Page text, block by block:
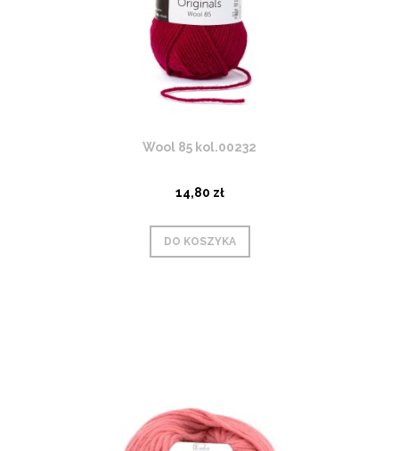
Wool 85 kol.00232
14,80 zł
DO KOSZYKA